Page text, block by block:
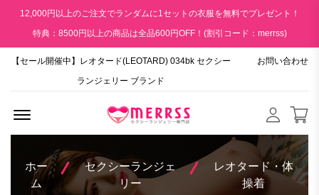
12,000円以上のご注文でランダムに1セットの衣服を無料でプレゼント！
特典：8500円以上の商品は全品600円OFF！(割引コード：merrss)
【セール開催中】レオタード(LEOTARD) 034bk セクシー
ランジェリー ブランド
お問い合わせ
ホー
ム
セクシーランジェ
リー
レオタード・体
操着